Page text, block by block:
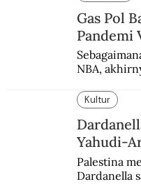
Gas Pol
Pandemi
NBA,
enam
Kultur
Yahudi-
Palestina
Dardanella